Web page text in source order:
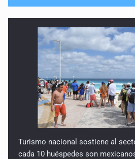
Turismo nacional sostiene al
cada 10 huéspedes son